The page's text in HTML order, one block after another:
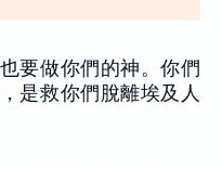
要做你們的神。你們
是救你們脫離埃及人